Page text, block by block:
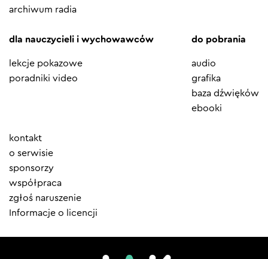
archiwum radia
dla nauczycieli i wychowawców
lekcje pokazowe
poradniki video
do pobrania
audio
grafika
baza dźwięków
ebooki
Element
menu
kontakt
o serwisie
sponsorzy
współpraca
zgłoś naruszenie
Informacje o licencji